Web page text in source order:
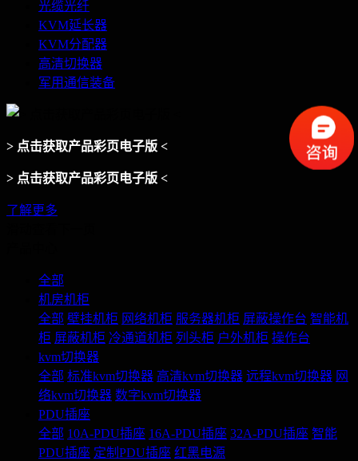
光缆光纤
KVM延长器
KVM分配器
高清切换器
军用通信装备
> 点击获取产品彩页电子版 <
> 点击获取产品彩页电子版 <
了解更多
全部
机房机柜
全部 壁挂机柜 网络机柜 服务器机柜 屏蔽操作台 智能机
柜 屏蔽机柜 冷通道机柜 列头柜 户外机柜 操作台
kvm切换器
全部 标准kvm切换器 高清kvm切换器 远程kvm切换器 网
络kvm切换器 数字kvm切换器
PDU插座
全部 10A-PDU插座 16A-PDU插座 32A-PDU插座 智能
PDU插座 定制PDU插座 红黑电源